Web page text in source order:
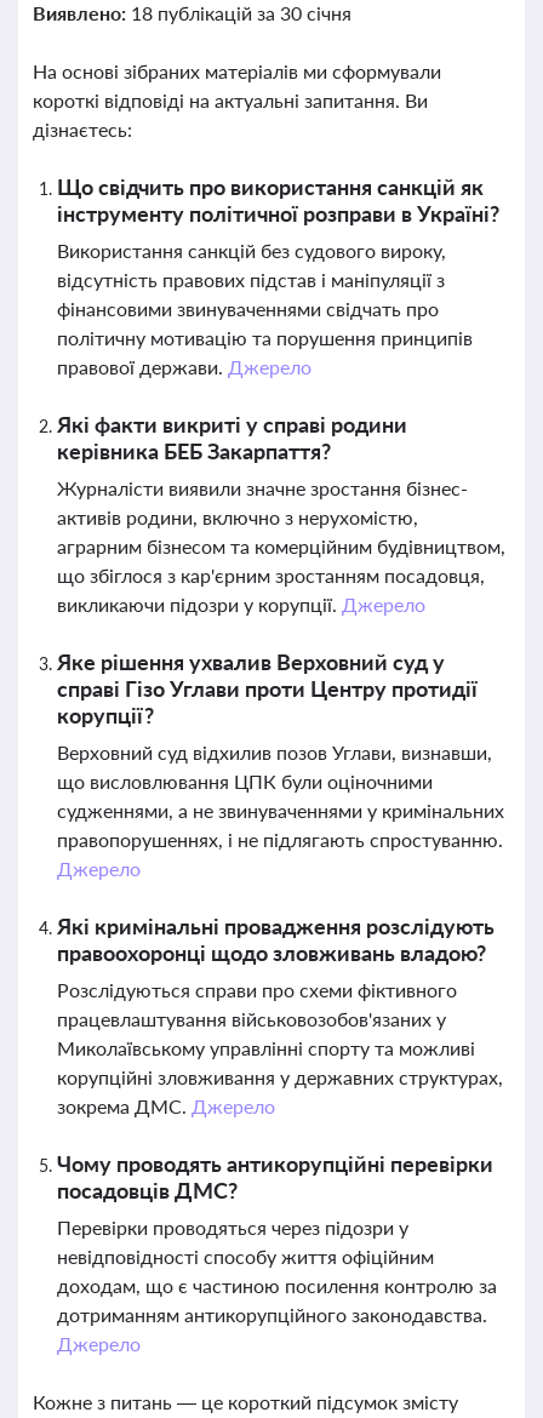
Виявлено: 18 публікацій за 30 січня
На основі зібраних матеріалів ми сформували
короткі відповіді на актуальні запитання. Ви
дізнаєтесь:
Що свідчить про використання санкцій як
інструменту політичної розправи в Україні?
Використання санкцій без судового вироку,
відсутність правових підстав і маніпуляції з
фінансовими звинуваченнями свідчать про
політичну мотивацію та порушення принципів
правової держави. Джерело
Які факти викриті у справі родини
керівника БЕБ Закарпаття?
Журналісти виявили значне зростання бізнес-
активів родини, включно з нерухомістю,
аграрним бізнесом та комерційним будівництвом,
що збіглося з кар'єрним зростанням посадовця,
викликаючи підозри у корупції. Джерело
Яке рішення ухвалив Верховний суд у
справі Гізо Углави проти Центру протидії
корупції?
Верховний суд відхилив позов Углави, визнавши,
що висловлювання ЦПК були оціночними
судженнями, а не звинуваченнями у кримінальних
правопорушеннях, і не підлягають спростуванню.
Джерело
Які кримінальні провадження розслідують
правоохоронці щодо зловживань владою?
Розслідуються справи про схеми фіктивного
працевлаштування військовозобов'язаних у
Миколаївському управлінні спорту та можливі
корупційні зловживання у державних структурах,
зокрема ДМС. Джерело
Чому проводять антикорупційні перевірки
посадовців ДМС?
Перевірки проводяться через підозри у
невідповідності способу життя офіційним
доходам, що є частиною посилення контролю за
дотриманням антикорупційного законодавства.
Джерело
Кожне з питань — це короткий підсумок змісту